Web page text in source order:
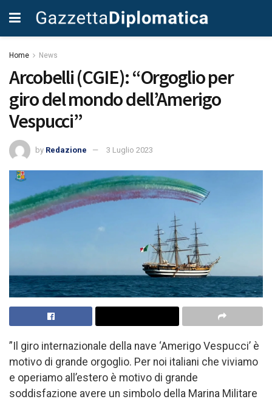
Home News
Arcobelli (CGIE): “Orgoglio per
giro del mondo dell’Amerigo
Vespucci”
by Redazione 3 Luglio 2023
”Il giro internazionale della nave ‘Amerigo Vespucci’ è
motivo di grande orgoglio. Per noi italiani che viviamo
e operiamo all’estero è motivo di grande
soddisfazione avere un simbolo della Marina Militare